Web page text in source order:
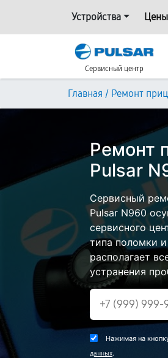
Устройства
Сервисный центр
Главная / Ремонт
Ремонт
Pulsar
Сервисный
Pulsar N960
сервисного
типа поломки
располагает
устранения
Нажимая на
данных.